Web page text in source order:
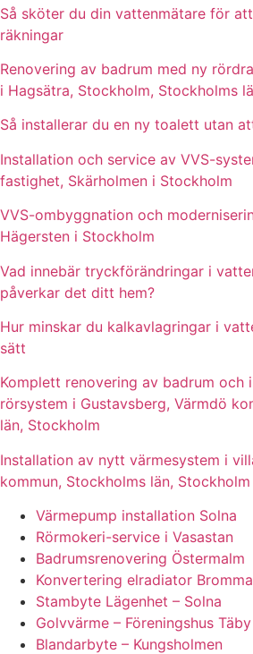
Så sköter du din vattenmätare för
räkningar
Renovering av badrum med ny
i Hagsätra, Stockholm, Stockholms
Så installerar du en ny toalett utan
Installation och service av VVS-
fastighet, Skärholmen i Stockholm
VVS-ombyggnation och
Hägersten i Stockholm
Vad innebär tryckförändringar i
påverkar det ditt hem?
Hur minskar du kalkavlagringar i
sätt
Komplett renovering av badrum och
rörsystem i Gustavsberg, Värmdö
län, Stockholm
Installation av nytt värmesystem i
kommun, Stockholms län, Stockholm
Värmepump installation Solna
Rörmokeri-service i Vasastan
Badrumsrenovering Östermalm
Konvertering elradiator Bromma
Stambyte Lägenhet – Solna
Golvvärme – Föreningshus Täby
Blandarbyte – Kungsholmen